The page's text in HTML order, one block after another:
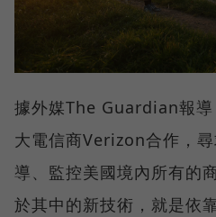
據外媒The Guardian報導
大電信商Verizon合作，
導、監控美國境內所有的
於其中的新技術，就是依